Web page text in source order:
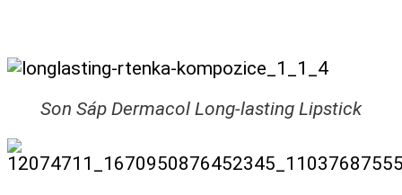
Son Sáp Dermacol Long-lasting Lipstick